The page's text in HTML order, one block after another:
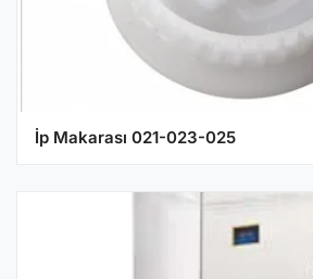
İp Makarası 021-023-025